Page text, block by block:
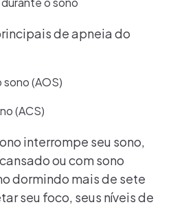
de apneia do
(AOS)
(ACS)
interrompe seu sono,
ou com sono
dormindo mais de sete
seu foco, seus níveis de